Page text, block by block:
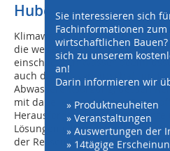
Huber SE
Klimawandel, demographische
die weitere Verknappung von
einschließlich Wasser
auch die Wasserwirtschaft und
Abwasserentsorgung, dessen
mit dabei entstehenden
Herausforderungen.
Lösungen gilt es daher
der Ressourcen- und
Sie interessieren sich
Fachinformationen
wirtschaftlichen
sich zu unserem
an!
Darin informieren wir
» Produktneuheiten
» Veranstaltungen
» Auswertungen der
» 14tägige